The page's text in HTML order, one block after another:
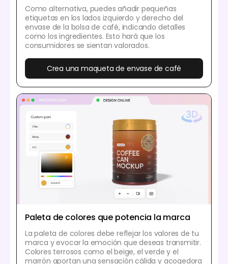
Como alternativa, puedes añadir pequeñas
etiquetas en los lados izquierdo y derecho del
envase de la bolsa de café, indicando detalles
como los ingredientes. Esto hará que los
consumidores se sientan valorados.
Crea una maqueta de envase de café
Paleta de colores que potencia la marca
La paleta de colores debe reflejar los valores de tu
marca y evocar la emoción que deseas transmitir.
Colores terrosos como el beige, el verde y el
marrón aportan una sensación cálida y acogedora